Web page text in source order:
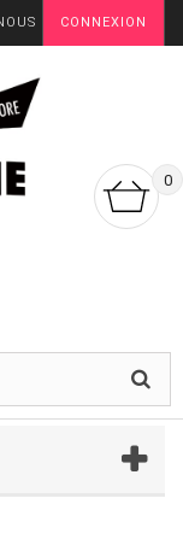
CONNEXION
0